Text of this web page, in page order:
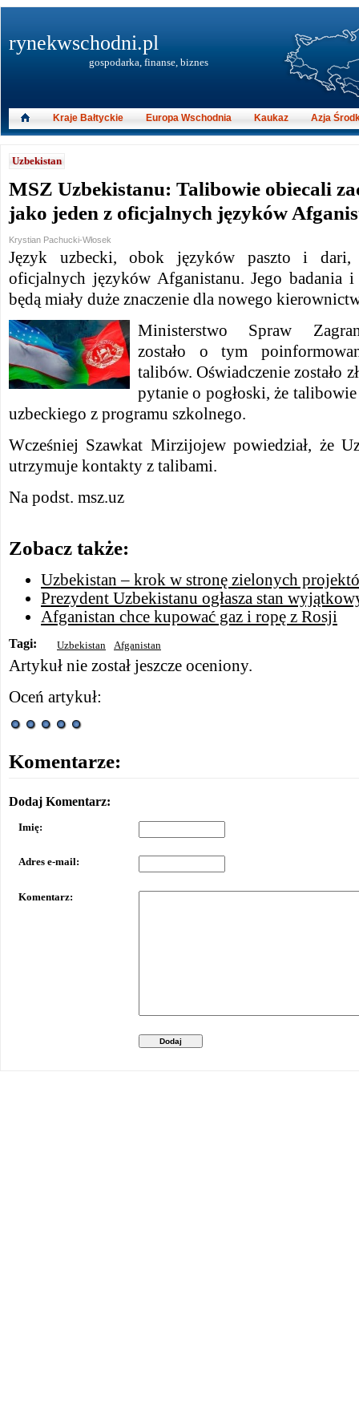
Uzbekistan
MSZ Uzbekistanu: Talibowie obiecali
jako jeden z oficjalnych języków
Krystian Pachucki-Włosek
Język uzbecki, obok języków paszto i dari,
oficjalnych języków Afganistanu.Jego badania
będą miały duże znaczenie dla nowego
Ministerstwo Spraw
zostało o tym
talibów. Oświadczenie zostało
pytanie o pogłoski, że
uzbeckiego z programu szkolnego.
Wcześniej Szawkat Mirzijojewpowiedział, że
utrzymuje kontakty z talibami.
Na podst. msz.uz
Zobacz także:
Uzbekistan – krok w stronę zielonych
Prezydent Uzbekistanu ogłasza stan
Afganistan chce kupować gaz i ropę z Rosji
Tagi: Uzbekistan Afganistan
Artykuł nie został jeszcze oceniony.
Oceń artykuł:
Komentarze:
Dodaj Komentarz:
Imię:
Adres e-mail:
Komentarz:
Dodaj
rynekwschodni.pl
gospodarka, finanse, biznes
Kraje Bałtyckie Europa Wschodnia Kaukaz Azja